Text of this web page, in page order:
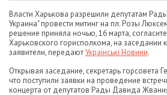
Власти Харькова разрешили депутатам
Украина" провести митинг на пл. Розы
решение приняла ночью, 16 марта,
Харьковского горисполкома, на заседании
заявители, передаютУкраїнські Новини.
Открывая заседание, секретарь горсовета
что поступили заявки на проведение
концерта от депутатов Рады Давида